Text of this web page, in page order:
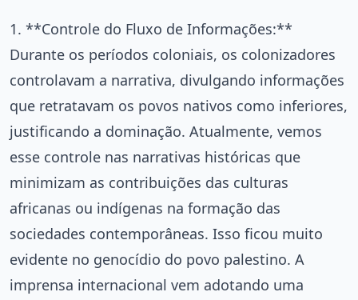
1. **Controle do Fluxo de Informações:**
Durante os períodos coloniais, os colonizadores
controlavam a narrativa, divulgando informações
que retratavam os povos nativos como inferiores,
justificando a dominação. Atualmente, vemos
esse controle nas narrativas históricas que
minimizam as contribuições das culturas
africanas ou indígenas na formação das
sociedades contemporâneas. Isso ficou muito
evidente no genocídio do povo palestino. A
imprensa internacional vem adotando uma